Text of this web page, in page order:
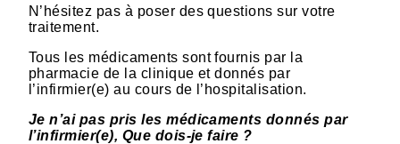
N’hésitez pas à poser des questions sur votre
traitement.
Tous les médicaments sont fournis par la
pharmacie de la clinique et donnés par
l’infirmier(e) au cours de l’hospitalisation.
Je n’ai pas pris les médicaments donnés par
l’infirmier(e), Que dois-je faire ?